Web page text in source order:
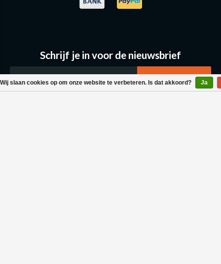
Wij slaan cookies op om onze website te verbeteren. Is dat akkoord? Ja
Schrijf je in voor de nieuwsbrief